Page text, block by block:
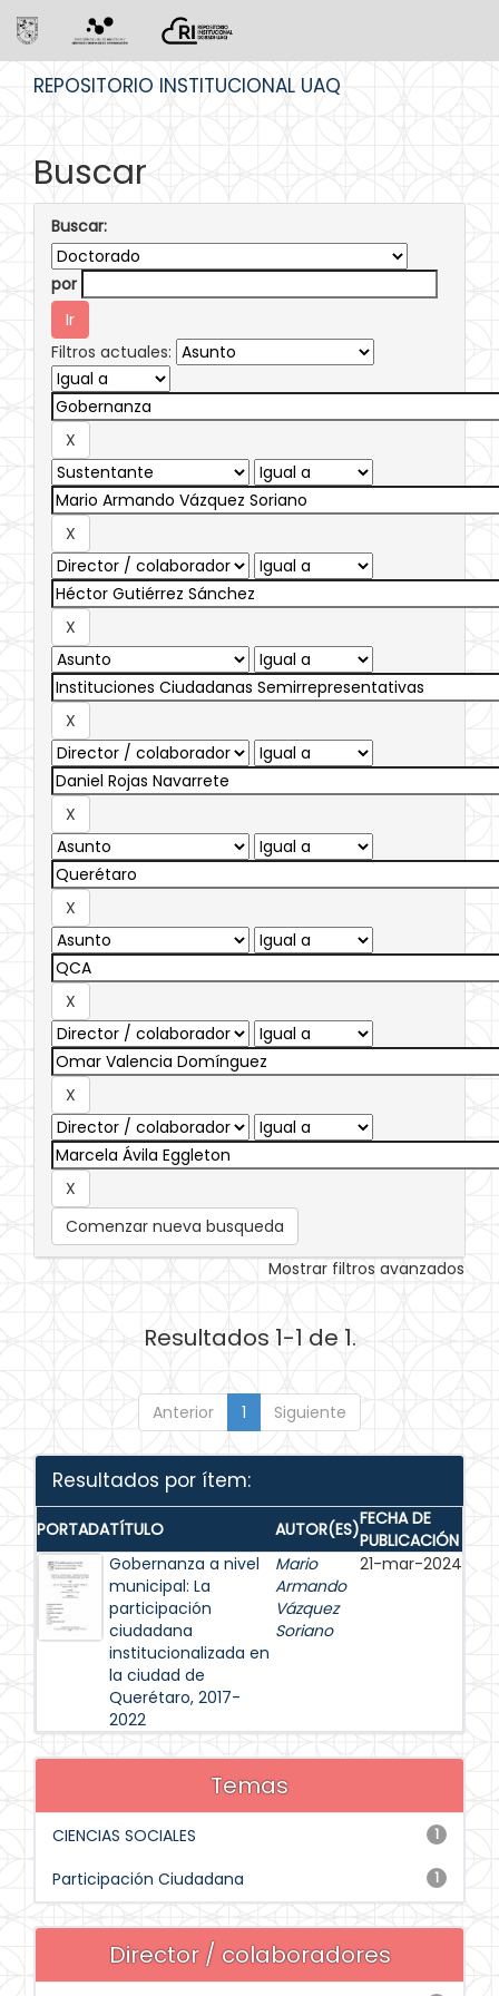
REPOSITORIO INSTITUCIONAL UAQ
Buscar
Buscar:
por
Filtros actuales:
Comenzar nueva busqueda
Mostrar filtros avanzados
Resultados 1-1 de 1.
Anterior 1 Siguiente
Resultados por ítem:
PORTADATÍTULO AUTOR(ES)FECHA DE
PUBLICACIÓN
Gobernanza a nivel
municipal: La
participación
ciudadana
institucionalizada en
la ciudad de
Querétaro, 2017-
2022
Mario
Armando
Vázquez
Soriano
21-mar-2024
Temas
1
CIENCIAS SOCIALES
1
Participación Ciudadana
Director / colaboradores